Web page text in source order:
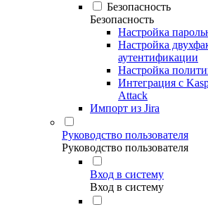
Безопасность
Безопасность
Настройка
Настройка
аутентификации
Настройка
Интеграция с
Attack
Импорт из Jira
Руководство пользователя
Руководство пользователя
Вход в систему
Вход в систему